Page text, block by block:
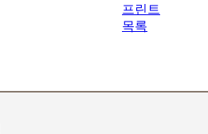
프린트
목록